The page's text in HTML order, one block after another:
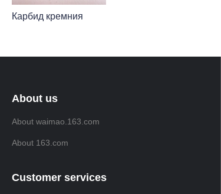
Карбид кремния
About us
About waimao.163.com
About 163.com
Customer services